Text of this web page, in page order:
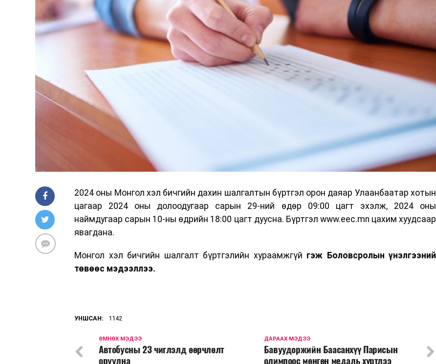
2024 оны Монгол хэл бичгийн дахин шалгалтын бүртгэл орон даяар Улаанбаатар хотын
цагаар 2024 оны долоодугаар сарын 29-ний өдөр 09:00 цагт эхэлж, 2024 оны
наймдугаар сарын 10-ны өдрийн 18:00 цагт дуусна. Бүртгэл www.eec.mn цахим хуудсаар
явагдана.
Монгол хэл бичгийн шалгалт бүртгэлийн хураамжгүй гэж Боловсролын үнэлгээний
төвөөс мэдээллээ.
УНШСАН: 1142
ДАРААХ МЭДЭЭ
Бавуудоржийн Баасанхүү Парисын
олимпоос мөнгөн медаль хүртлээ
ӨМНӨХ МЭДЭЭ
Автобусны 23 чиглэлд өөрчлөлт
оруулна